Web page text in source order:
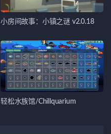
小房间故事：小镇之谜 v2.0.18
轻松水族馆/Chillquarium